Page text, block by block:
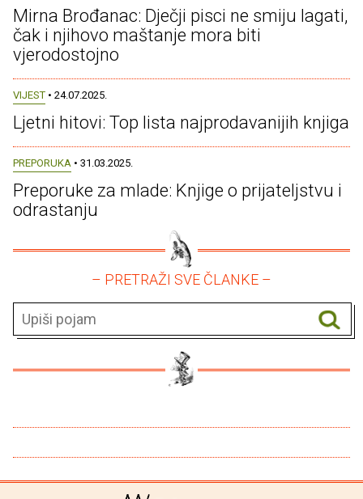
Mirna Brođanac: Dječji pisci ne smiju lagati,
čak i njihovo maštanje mora biti
vjerodostojno
VIJEST • 24.07.2025.
Ljetni hitovi: Top lista najprodavanijih knjiga
PREPORUKA • 31.03.2025.
Preporuke za mlade: Knjige o prijateljstvu i
odrastanju
– PRETRAŽI SVE ČLANKE –